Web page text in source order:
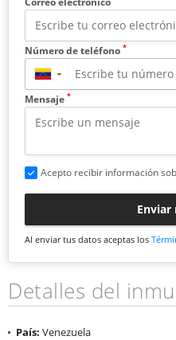
Número de teléfono *
▼
Mensaje *
Acepto recibir información
Enviar
Al enviar tus datos aceptas los
Detalles del
País: Venezuela